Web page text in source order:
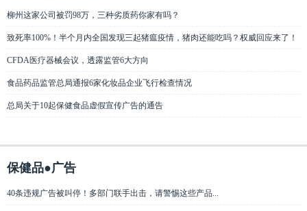
柳州这家公司被罚98万，三种劣质药你家有吗？
致死率100%！半个月内全国发现三起猪瘟疫情，猪肉还能吃吗？权威回应来了！
CFDA医疗器械会议，透露监管6大方向
食品药品监管总局通报6家化妆品企业飞行检查情况
总局关于10起保健食品虚假宣传广告的通告
保健品●广告
40条违规广告被叫停！多部门联手出击，请警惕这些产品...